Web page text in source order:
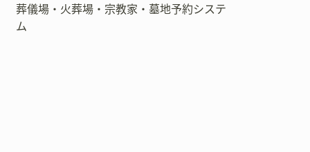
葬儀場・火葬場・宗教家・墓地予約システ
ム